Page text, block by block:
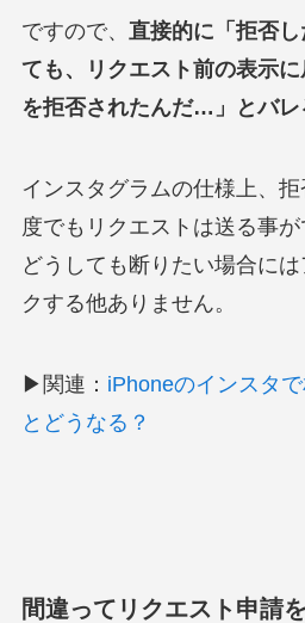
ですので、 直接的に「拒否
ても、リクエスト前の表示
を拒否されたんだ…」とバレ
インスタグラムの仕様上、
度でもリクエストは送る事が
どうしても断りたい場合に
クする他ありません。
▶関連： iPhoneのインスタ
とどうなる？
間違ってリクエスト申請